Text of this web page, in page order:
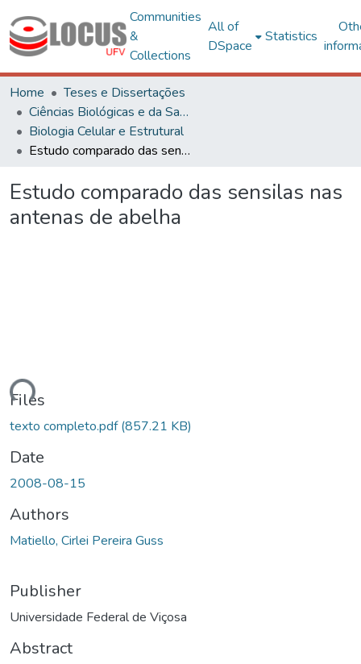
Communities
&
Collections
All of
DSpace
Statistics
Home
Teses e Dissertações
Ciências Biológicas e da Saúde
Biologia Celular e Estrutural
Estudo comparado das sensilas nas antenas de abelha
Estudo comparado das sensilas nas
antenas de abelha
Files
texto completo.pdf(857.21 KB)
Date
2008-08-15
Authors
Matiello, Cirlei Pereira Guss
Publisher
Universidade Federal de Viçosa
Abstract